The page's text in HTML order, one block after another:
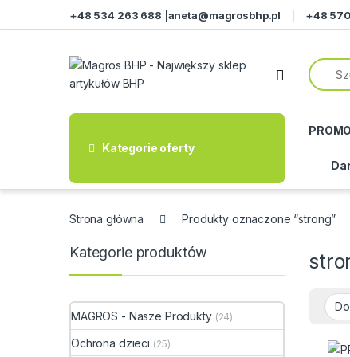
+48 534 263 688 | aneta@magrosbhp.pl +48
Kategorie oferty
Strona główna Produkty oznaczone “strong”
Kategorie produktów
MAGROS - Nasze Produkty (24)
Ochrona dzieci (25)